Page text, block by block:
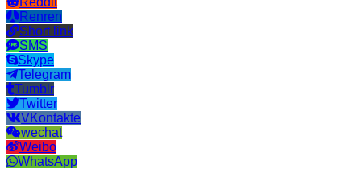
Renren
Short link
SMS
Skype
Telegram
Tumblr
Twitter
VKontakte
wechat
Weibo
WhatsApp